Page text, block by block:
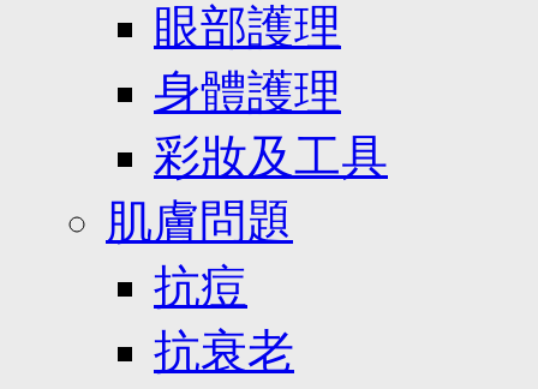
眼部護理
身體護理
彩妝及工具
肌膚問題
抗痘
抗衰老